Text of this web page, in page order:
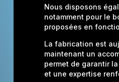
Nous disposons
notamment pour le
proposées en
La fabrication est
maintenant un
permet de garantir
et une expertise